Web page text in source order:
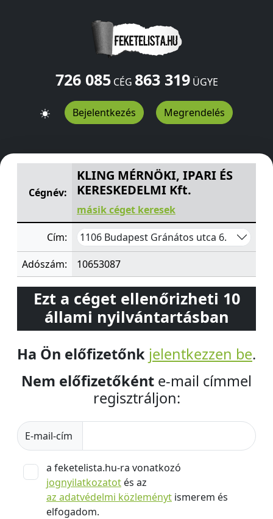
726 085CÉG 863 319ÜGYE
Bejelentkezés Megrendelés
KLING MÉRNÖKI, IPARI ÉS KERESKEDELMI Kft.
Cégnév:
KLING MÉRNÖKI, IPARI ÉS
KERESKEDELMI Kft.
másik céget keresek
Cím: 1106 Budapest Gránátos utca 6.
Adószám: 10653087
Ezt a céget ellenőrizheti 10
állami nyilvántartásban
Ha Ön előfizetőnk jelentkezzen be.
Nem előfizetőként e-mail címmel
regisztráljon:
E-mail-cím
a feketelista.hu-ra vonatkozó
jognyilatkozatot és az
az adatvédelmi közleményt ismerem és
elfogadom.